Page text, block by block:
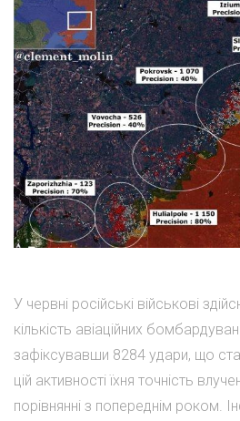
У червні російські військові
кількість авіаційних
зафіксувавши 8284 удари, що
цій активності їхня точність
порівнянні з попереднім роком.